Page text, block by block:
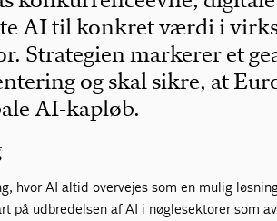
AI til konkret værdi i
Strategien markerer et
og skal sikre, at
AI-kapløb.
hvor AI altid overvejes som en mulig
på udbredelsen af AI i nøglesektorer som